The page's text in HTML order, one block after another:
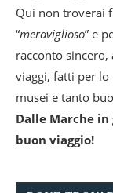
Qui non troverai
“meraviglioso” e
racconto
viaggi, fatti per
musei e tanto
Dalle Marche
buon viaggio!